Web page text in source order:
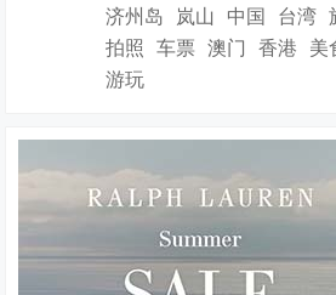
济州岛 岚山 中国 台湾
拍照 车票 澳门 香港 美
游玩